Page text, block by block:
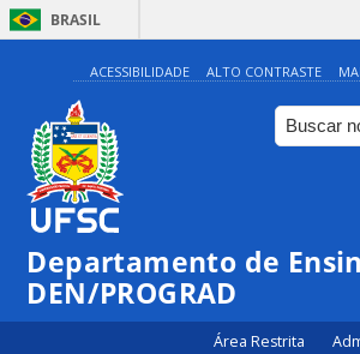
BRASIL
ACESSIBILIDADE ALTO CONTRASTE
Departamento de
DEN/PROGRAD
Área Restrita